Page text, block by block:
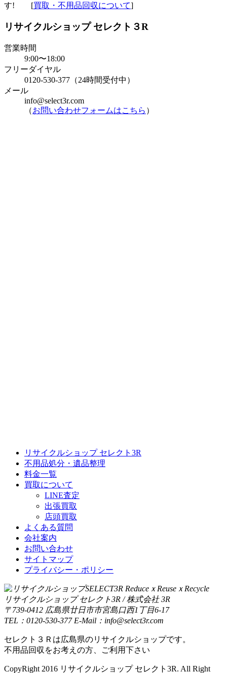
す! [買取・不用品回収について]
リサイクルショップ セレクト３R
営業時間
9:00〜18:00
フリーダイヤル
0120-530-377（24時間受付中）
メール
info@select3r.com
（お問い合わせフォームはこちら ）
リサイクルショップ セレクト3R
不用品処分・遺品整理
料金一覧
買取について
LINE査定
出張買取
店頭買取
よくある質問
会社案内
お問い合わせ
サイトマップ
プライバシー・ポリシー
リサイクルショップ セレクト3R / 株式会社 3R
〒739-0412 広島県廿日市市宮島口西1丁目6-17
TEL：0120-530-377 E-Mail：info@select3r.com
セレクト３Ｒは広島県のリサイクルショップです。
不用品回収をお考えの方、ご利用下さい
CopyRight 2016 リサイクルショップ セレクト3R. All Right